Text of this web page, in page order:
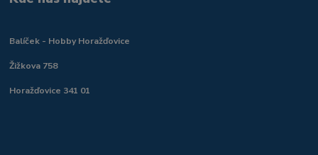
Balíček - Hobby Horažďovice
Žižkova 758
Horažďovice 341 01